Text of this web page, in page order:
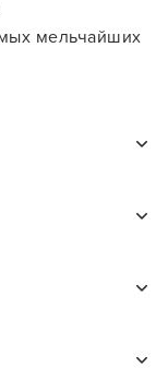
мельчайших
обратитесь